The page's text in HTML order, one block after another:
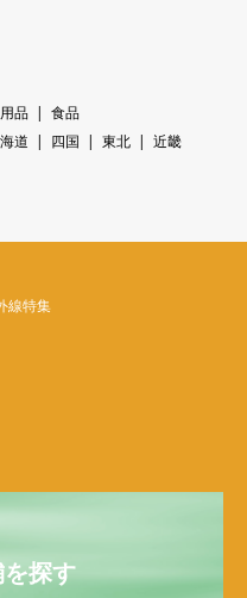
品
食品
道 四国 東北
近畿
線特集
探す